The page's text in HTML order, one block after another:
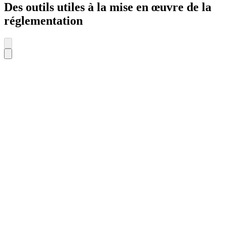
Des outils utiles à la mise en œuvre de la
réglementation